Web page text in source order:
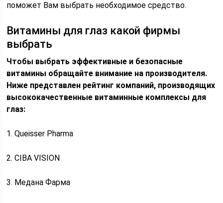
поможет Вам выбрать необходимое средство.
Витамины для глаз какой фирмы
выбрать
Чтобы выбрать эффективные и безопасные
витамины обращайте внимание на производителя.
Ниже представлен рейтинг компаний, производящих
высококачественные витаминные комплексы для
глаз:
1. Queisser Pharma
2. CIBA VISION
3. Медана Фарма